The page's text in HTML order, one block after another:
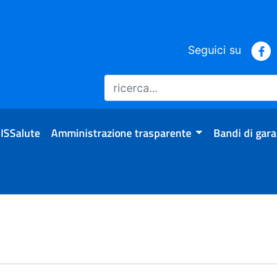
Seguici su
ISSalute Amministrazione trasparente Bandi di gara